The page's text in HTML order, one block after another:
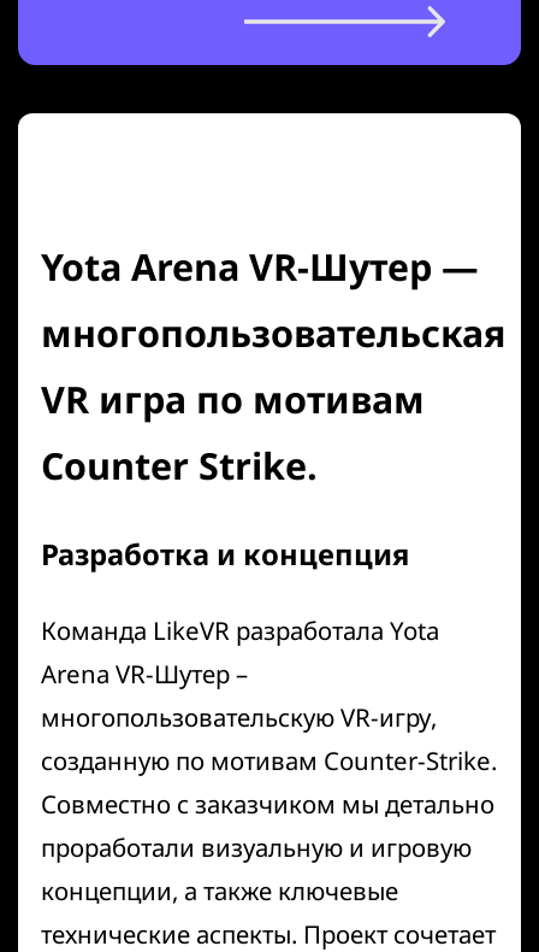
Yota Arena VR-Шутер —
многопользовательская
VR игра по мотивам
Counter Strike.
Разработка и концепция
Команда LikeVR разработала Yota
Arena VR-Шутер –
многопользовательскую VR-игру,
созданную по мотивам Counter-Strike.
Совместно с заказчиком мы детально
проработали визуальную и игровую
концепции, а также ключевые
технические аспекты. Проект сочетает